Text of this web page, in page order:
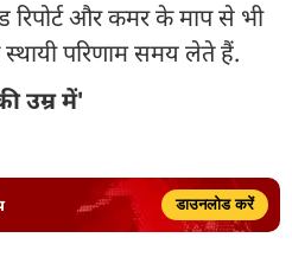
और कमर के माप से भी
स्थायी परिणाम समय लेते हैं.
उम्र में'
डाउनलोड करें